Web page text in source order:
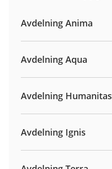
Avdelning Anima
Avdelning Aqua
Avdelning Humanitas
Avdelning Ignis